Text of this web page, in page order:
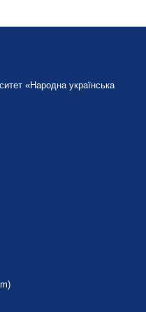
«Народна українська